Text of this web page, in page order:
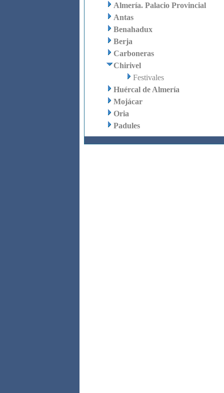
Almería. Palacio Provincial
Antas
Benahadux
Berja
Carboneras
Chirivel
Festivales
Huércal de Almería
Mojácar
Oria
Padules